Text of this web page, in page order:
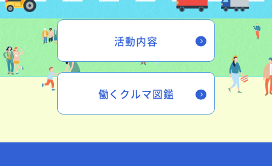
活動内容
働くクルマ図鑑